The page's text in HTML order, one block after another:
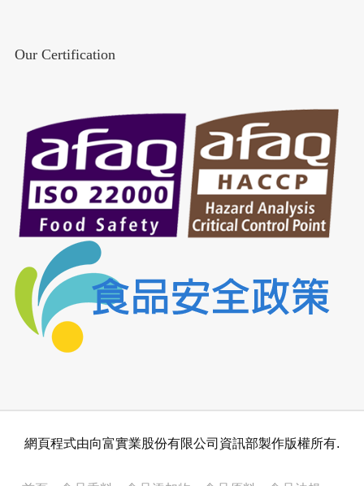
Our Certification
網頁程式由向富實業股份有限公司資訊部製作版權所有.